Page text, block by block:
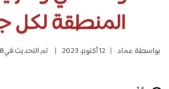
المنطقة لكل
بواسطة عماد 12 أكتوبر، 2023 تم التحديث في28